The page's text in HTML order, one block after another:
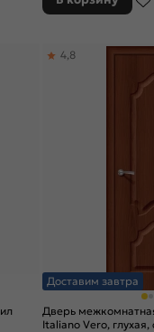
Доставим завтра
Дверь
Italiano Vero, глухая,
4,8